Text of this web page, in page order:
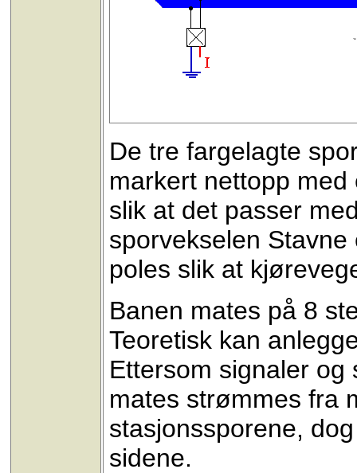
De tre fargelagte
markert nettopp
slik at det passer
sporvekselen
poles slik at
Banen mates på 8
Teoretisk kan
Ettersom signaler og
mates strømmes fra
stasjonssporene,
sidene.